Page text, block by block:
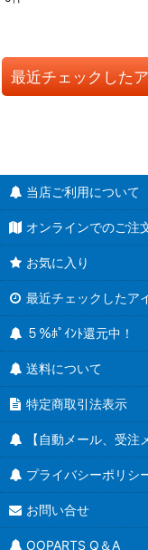
並び順:
最近チェックした
当店ご利用について
オンラインでのご注
お気に入り
最近チェックしたア
５％ﾎﾟｲﾝﾄ還元中！
送料について
特定商取引法表示
【自動メール、受注
プライバシーポリシ
お問い合せ
OOPARTS Q＆A